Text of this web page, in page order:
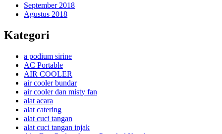
September 2018
Agustus 2018
Kategori
a podium sirine
AC Portable
AIR COOLER
air cooler bundar
air cooler dan misty fan
alat acara
alat catering
alat cuci tangan
alat cuci tangan injak